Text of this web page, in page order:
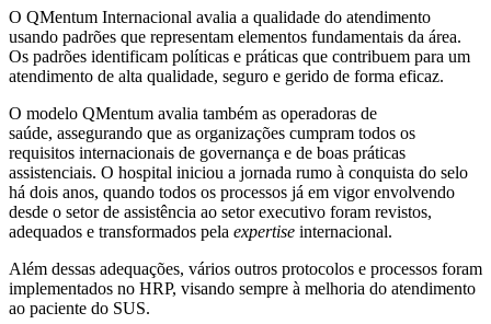
O QMentum Internacional avalia a qualidade do atendimento
usando padrões que representam elementos fundamentais da área.
Os padrões identificam políticas e práticas que contribuem para um
atendimento de alta qualidade, seguro e gerido de forma eficaz.
O modelo QMentum avalia também as operadoras de
saúde, assegurando que as organizações cumpram todos os
requisitos internacionais de governança e de boas práticas
assistenciais. O hospital iniciou a jornada rumo à conquista do selo
há dois anos, quando todos os processos já em vigor envolvendo
desde o setor de assistência ao setor executivo foram revistos,
adequados e transformados pela expertise internacional.
Além dessas adequações, vários outros protocolos e processos foram
implementados no HRP, visando sempre à melhoria do atendimento
ao paciente do SUS.